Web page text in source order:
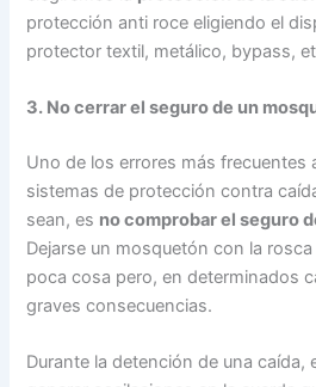
protección anti roce eligiendo el
protector textil, metálico, bypass,
3. No cerrar el seguro de un
Uno de los errores más frecuentes
sistemas de protección contra
sean, es no comprobar el seguro
Dejarse un mosquetón con la
poca cosa pero, en determinados
graves consecuencias.
Durante la detención de una caída,